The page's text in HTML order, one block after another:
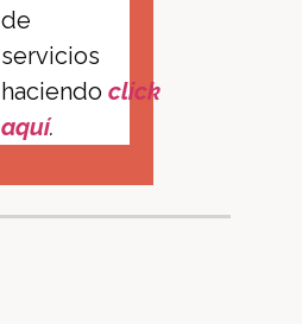
de
servicios
haciendo click
aquí.